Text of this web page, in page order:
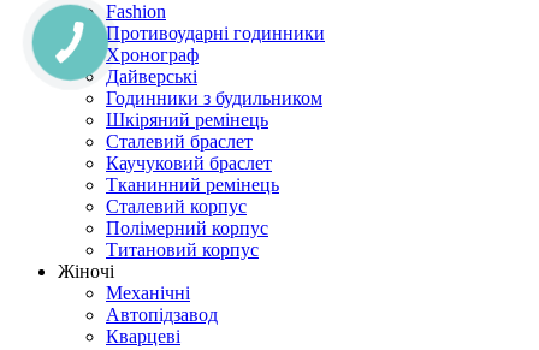
Fashion
Противоударні годинники
Хронограф
Дайверські
Годинники з будильником
Шкіряний ремінець
Сталевий браслет
Каучуковий браслет
Тканинний ремінець
Сталевий корпус
Полімерний корпус
Титановий корпус
Жіночі
Механічні
Автопідзавод
Кварцеві